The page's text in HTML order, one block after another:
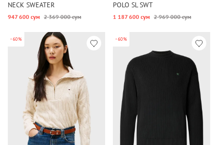
NECK SWEATER
947 600 сум 2 369 000 сум
POLO SL SWT
1 187 600 сум 2 969 000 сум
-60% -60%